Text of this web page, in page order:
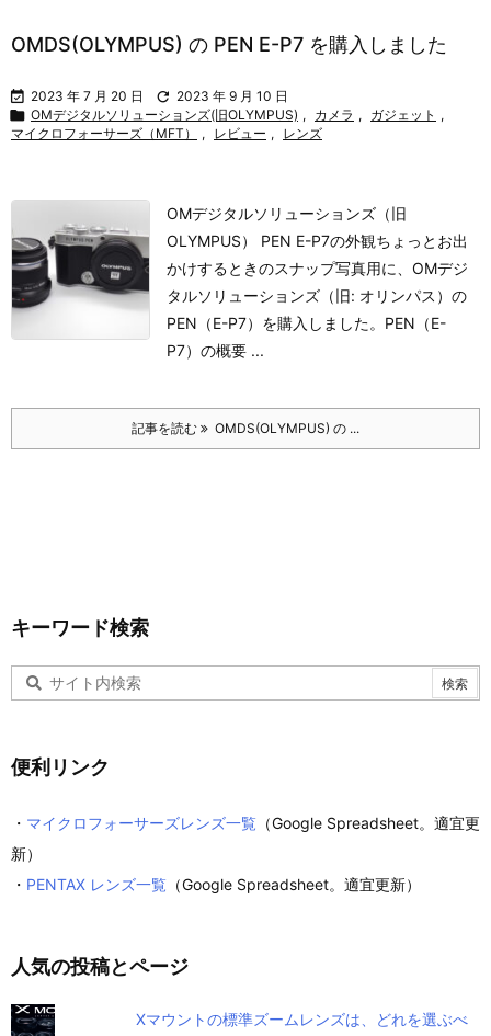
OMDS(OLYMPUS) の PEN E-P7 を購入しました
 2023 年 7 月 20 日  2023 年 9 月 10 日
 OMデジタルソリューションズ(旧OLYMPUS) , カメラ , ガジェット ,
マイクロフォーサーズ（MFT）
, レビュー , レンズ
OMデジタルソリューションズ（旧
OLYMPUS） PEN E-P7の外観ちょっとお出
かけするときのスナップ写真用に、OMデジ
タルソリューションズ（旧: オリンパス）の
PEN（E-P7）を購入しました。 PEN（E-
P7）の概要 ...
記事を読む OMDS(OLYMPUS) の ...
キーワード検索
便利リンク
・ マイクロフォーサーズレンズ一覧 （Google Spreadsheet。適宜更
新）
・ PENTAX レンズ一覧 （Google Spreadsheet。適宜更新）
人気の投稿とページ
Xマウントの標準ズームレンズは、どれを選ぶべ